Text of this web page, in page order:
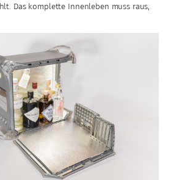
Das komplette Innenleben muss raus,